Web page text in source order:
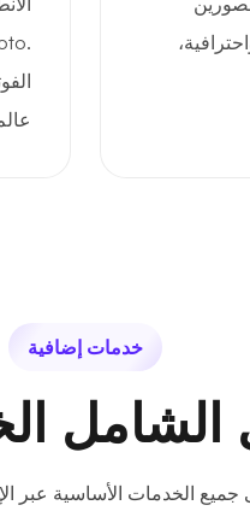
خدمات إضافية
الشامل
جميع الخدمات الأساسية عبر